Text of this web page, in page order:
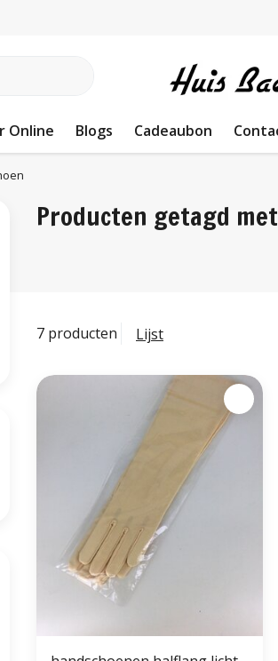
Online Blogs Cadeaubon
Producten getagd
7 producten Lijst